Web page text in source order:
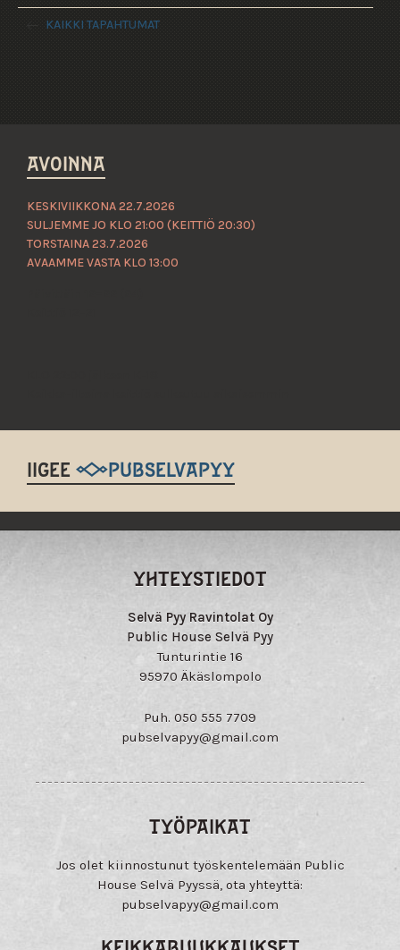
KAIKKI TAPAHTUMAT
AVOINNA
KESKIVIIKKONA 22.7.2026
SULJEMME JO KLO 21:00 (KEITTIÖ 20:30)
TORSTAINA 23.7.2026
AVAAMME VASTA KLO 13:00
IIGEE @PUBSELVAPYY
YHTEYSTIEDOT
Selvä Pyy Ravintolat Oy
Public House Selvä Pyy
Tunturintie 16
95970 Äkäslompolo
Puh. 050 555 7709
pubselvapyy@gmail.com
TYÖPAIKAT
Jos olet kiinnostunut työskentelemään Public
House Selvä Pyyssä, ota yhteyttä:
pubselvapyy@gmail.com